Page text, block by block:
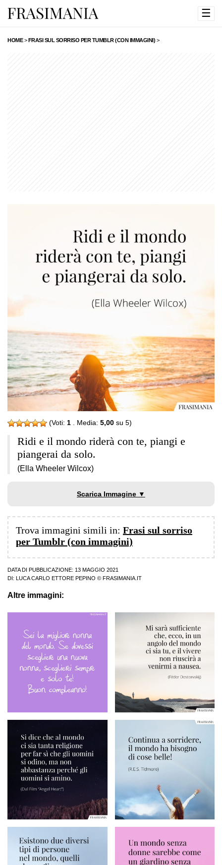
☰
HOME>FRASI SUL SORRISO PER TUMBLR (CON IMMAGINI) >
(Voti: 1 . Media: 5,00 su 5)
Ridi e il mondo riderà con te, piangi e
piangerai da solo.
(Ella Wheeler Wilcox)
Scarica Immagine ▼
Trova immagini simili in: Frasi sul sorriso
per Tumblr (con immagini)
DATA DI PUBBLICAZIONE: 13 MAGGIO 2021
DI:
LUCA CARLO ETTORE PEPINO © FRASIMANIA.IT
Altre immagini: